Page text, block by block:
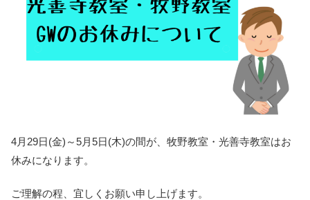
4月29日(金)～5月5日(木)の間が、牧野教室・光善寺教室はお
休みになります。
ご理解の程、宜しくお願い申し上げます。